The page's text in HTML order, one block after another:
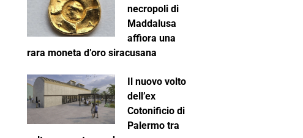
necropoli di
Maddalusa
affiora una
rara moneta d’oro siracusana
Il nuovo volto
dell’ex
Cotonificio di
Palermo tra